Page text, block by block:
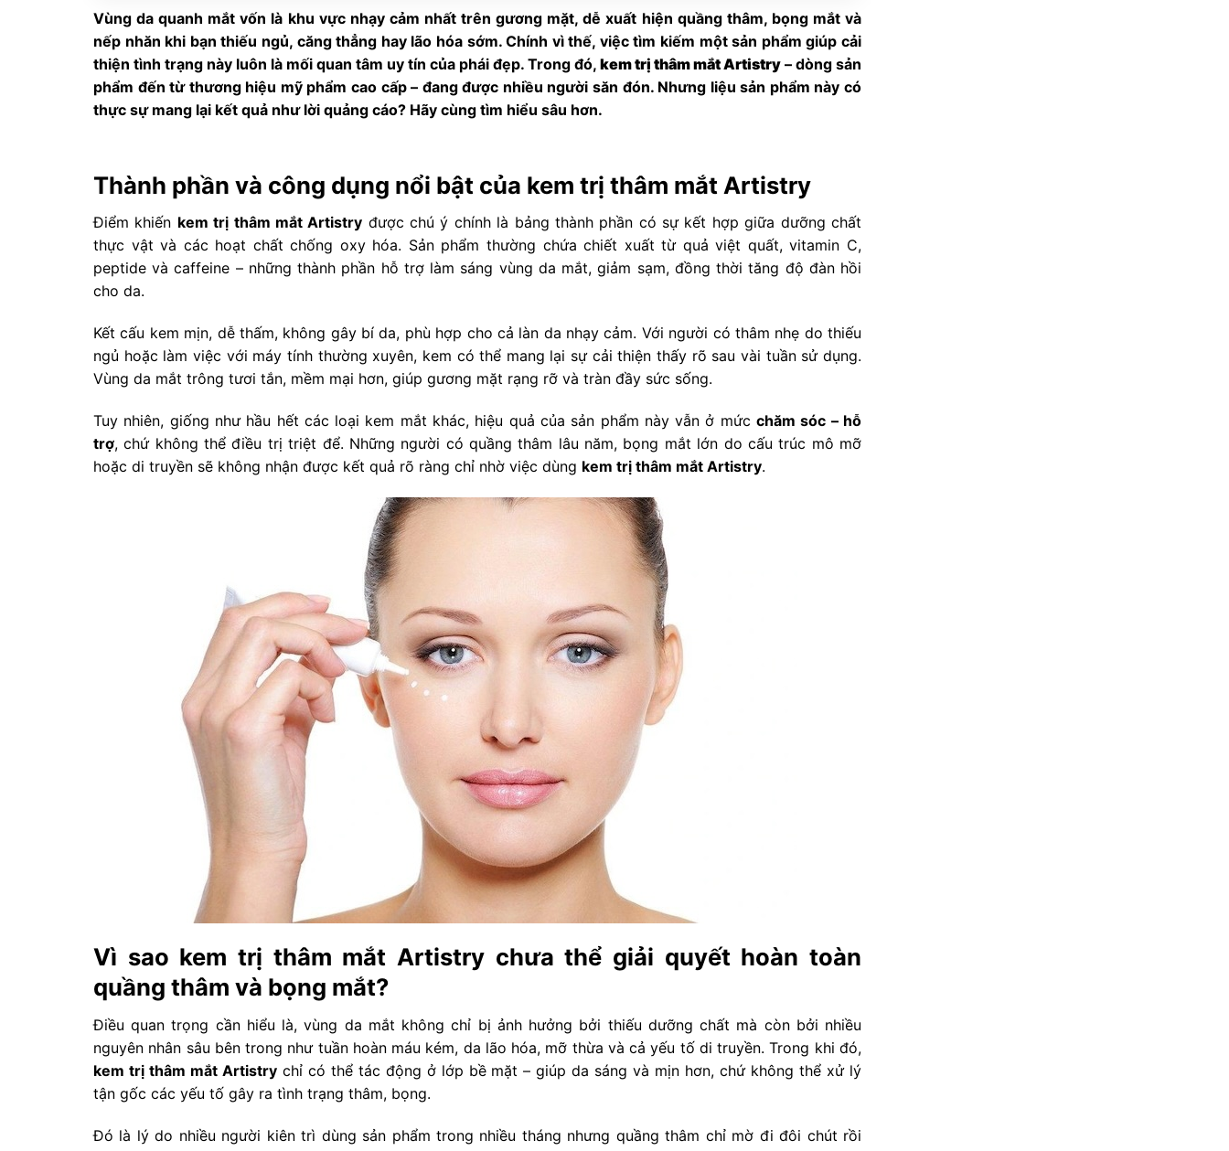
Vùng da quanh mắt vốn là khu vực nhạy cảm nhất trên gương mặt, dễ xuất hiện quầng thâm, bọng mắt và
nếp nhăn khi bạn thiếu ngủ, căng thẳng hay lão hóa sớm. Chính vì thế, việc tìm kiếm một sản phẩm giúp cải
thiện tình trạng này luôn là mối quan tâm uy tín của phái đẹp. Trong đó, kem trị thâm mắt Artistry – dòng sản
phẩm đến từ thương hiệu mỹ phẩm cao cấp – đang được nhiều người săn đón. Nhưng liệu sản phẩm này có
thực sự mang lại kết quả như lời quảng cáo? Hãy cùng tìm hiểu sâu hơn.
Thành phần và công dụng nổi bật của kem trị thâm mắt Artistry
Điểm khiến kem trị thâm mắt Artistry được chú ý chính là bảng thành phần có sự kết hợp giữa dưỡng chất
thực vật và các hoạt chất chống oxy hóa. Sản phẩm thường chứa chiết xuất từ quả việt quất, vitamin C,
peptide và caffeine – những thành phần hỗ trợ làm sáng vùng da mắt, giảm sạm, đồng thời tăng độ đàn hồi
cho da.
Kết cấu kem mịn, dễ thấm, không gây bí da, phù hợp cho cả làn da nhạy cảm. Với người có thâm nhẹ do thiếu
ngủ hoặc làm việc với máy tính thường xuyên, kem có thể mang lại sự cải thiện thấy rõ sau vài tuần sử dụng.
Vùng da mắt trông tươi tắn, mềm mại hơn, giúp gương mặt rạng rỡ và tràn đầy sức sống.
Tuy nhiên, giống như hầu hết các loại kem mắt khác, hiệu quả của sản phẩm này vẫn ở mứcchăm sóc – hỗ
trợ, chứ không thể điều trị triệt để. Những người có quầng thâm lâu năm, bọng mắt lớn do cấu trúc mô mỡ
hoặc di truyền sẽ không nhận được kết quả rõ ràng chỉ nhờ việc dùng kem trị thâm mắt Artistry.
Vì sao kem trị thâm mắt Artistry chưa thể giải quyết hoàn toàn
quầng thâm và bọng mắt?
Điều quan trọng cần hiểu là, vùng da mắt không chỉ bị ảnh hưởng bởi thiếu dưỡng chất mà còn bởi nhiều
nguyên nhân sâu bên trong như tuần hoàn máu kém, da lão hóa, mỡ thừa và cả yếu tố di truyền. Trong khi đó,
kem trị thâm mắt Artistrychỉ có thể tác động ở lớp bề mặt – giúp da sáng và mịn hơn, chứ không thể xử lý
tận gốc các yếu tố gây ra tình trạng thâm, bọng.
Đó là lý do nhiều người kiên trì dùng sản phẩm trong nhiều tháng nhưng quầng thâm chỉ mờ đi đôi chút rồi